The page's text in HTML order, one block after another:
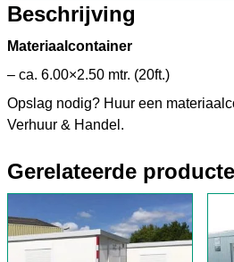
Beschrijving
Materiaalcontainer
– ca. 6.00×2.50 mtr. (20ft.)
Opslag nodig? Huur een
Verhuur & Handel.
Gerelateerde